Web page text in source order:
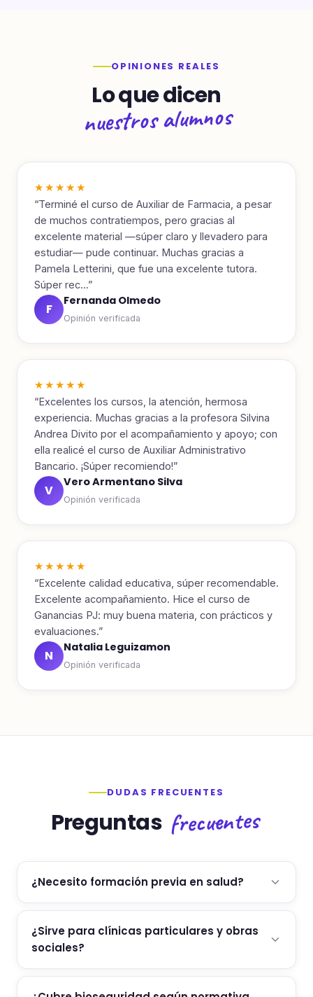
OPINIONES REALES
Lo que dicen
nuestros alumnos
★★★★★
“Terminé el curso de Auxiliar de Farmacia, a pesar
de muchos contratiempos, pero gracias al
excelente material —súper claro y llevadero para
estudiar— pude continuar. Muchas gracias a
Pamela Letterini, que fue una excelente tutora.
Súper rec...”
F
Fernanda Olmedo
Opinión verificada
★★★★★
“Excelentes los cursos, la atención, hermosa
experiencia. Muchas gracias a la profesora Silvina
Andrea Divito por el acompañamiento y apoyo; con
ella realicé el curso de Auxiliar Administrativo
Bancario. ¡Súper recomiendo!”
V
Vero Armentano Silva
Opinión verificada
★★★★★
“Excelente calidad educativa, súper recomendable.
Excelente acompañamiento. Hice el curso de
Ganancias PJ: muy buena materia, con prácticos y
evaluaciones.”
N
Natalia Leguizamon
Opinión verificada
DUDAS FRECUENTES
Preguntas frecuentes
¿Necesito formación previa en salud?
¿Sirve para clínicas particulares y obras
sociales?